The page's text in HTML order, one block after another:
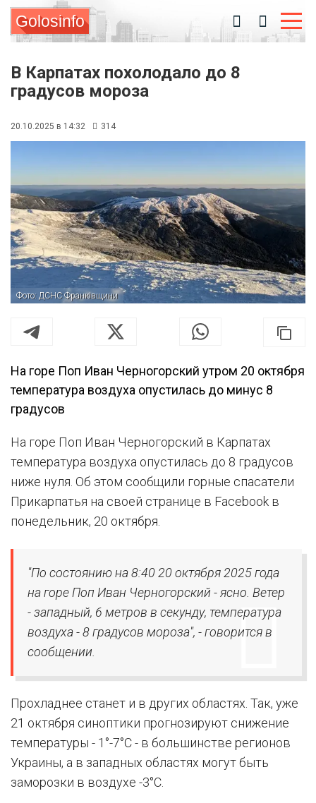
Golosinfo
В Карпатах похолодало до 8
градусов мороза
20.10.2025 в 14:32 314
Фото: ДСНС Франківщини
На горе Поп Иван Черногорский утром 20 октября
температура воздуха опустилась до минус 8
градусов
На горе Поп Иван Черногорский в Карпатах
температура воздуха опустилась до 8 градусов
ниже нуля. Об этом сообщили горные спасатели
Прикарпатья на своей странице в Facebook в
понедельник, 20 октября.
"По состоянию на 8:40 20 октября 2025 года
на горе Поп Иван Черногорский - ясно. Ветер
- западный, 6 метров в секунду, температура
воздуха - 8 градусов мороза", - говорится в
сообщении.
Прохладнее станет и в других областях. Так, уже
21 октября синоптики прогнозируют снижение
температуры - 1°-7°C - в большинстве регионов
Украины, а в западных областях могут быть
заморозки в воздухе -3°C.